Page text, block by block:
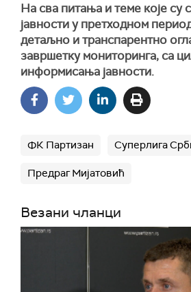
На сва питања и теме које су
јавности у претходном
детаљно и транспарентно
завршетку мониторинга, са
информисања јавности.
ФК Партизан Суперлига
Предраг Мијатовић
Везани чланци